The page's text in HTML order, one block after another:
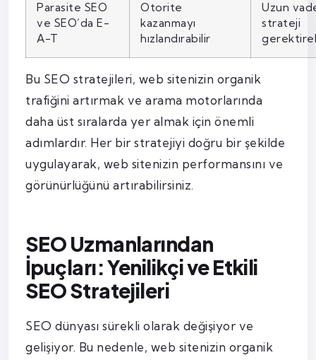
Parasite SEO
ve SEO’da E-
A-T
Otorite
kazanmayı
hızlandırabilir
Uzun
strateji
Bu SEO stratejileri, web sitenizin organik
trafiğini artırmak ve arama motorlarında
daha üst sıralarda yer almak için önemli
adımlardır. Her bir stratejiyi doğru bir şekilde
uygulayarak, web sitenizin performansını ve
görünürlüğünü artırabilirsiniz.
SEO Uzmanlarından
İpuçları: Yenilikçi ve Etkili
SEO Stratejileri
SEO dünyası sürekli olarak değişiyor ve
gelişiyor. Bu nedenle, web sitenizin organik